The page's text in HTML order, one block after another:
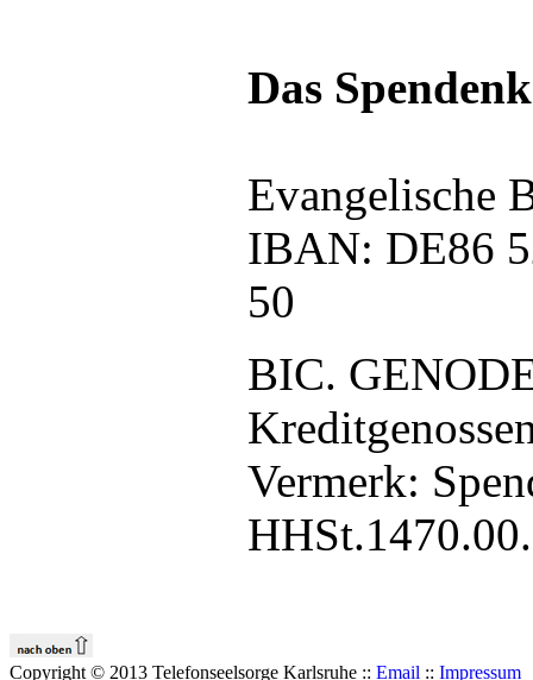
Das
Evangelische
IBAN: DE86
50
BIC.
Vermerk:
Copyright © 2013 Telefonseelsorge Karlsruhe :: Email :: Impressum